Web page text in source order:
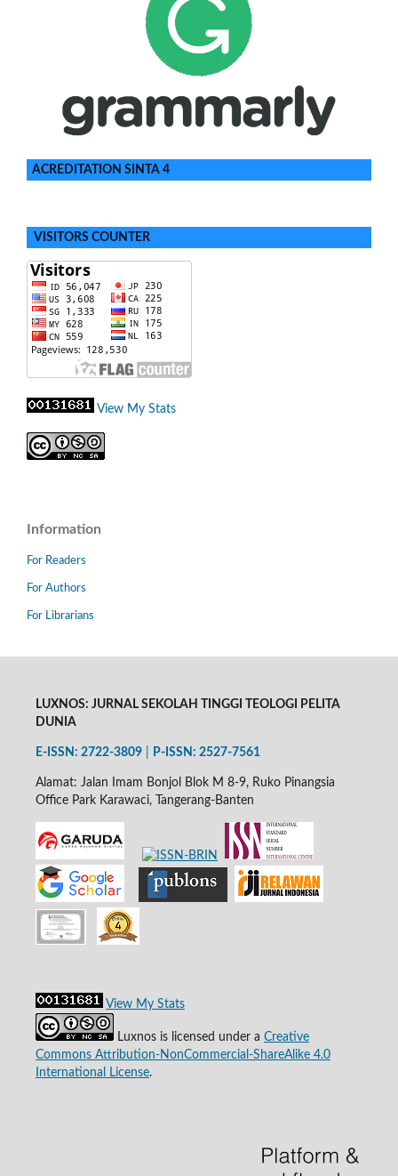
ACREDITATION SINTA 4
VISITORS COUNTER
View My Stats
Information
For Readers
For Authors
For Librarians
LUXNOS: JURNAL SEKOLAH TINGGI TEOLOGI PELITA
DUNIA
E-ISSN: 2722-3809| P-ISSN: 2527-7561
Alamat: Jalan Imam Bonjol Blok M 8-9, Ruko Pinangsia
Office Park Karawaci, Tangerang-Banten
View My Stats
Luxnos is licensed under a Creative
Commons Attribution-NonCommercial-ShareAlike 4.0
International License.